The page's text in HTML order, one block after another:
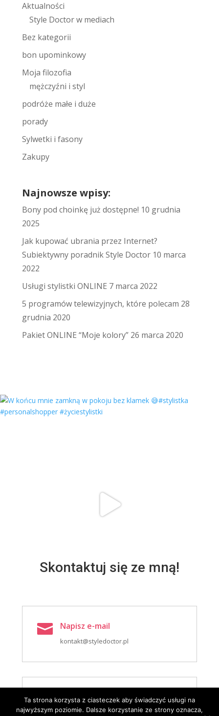
Aktualności
Style Doctor w mediach
Bez kategorii
bon upominkowy
Moja filozofia
mężczyźni i styl
podróże małe i duże
porady
Sylwetki i fasony
Zakupy
Najnowsze wpisy:
Bony pod choinkę już dostępne! 10 grudnia
2025
Jak kupować ubrania przez Internet?
Subiektywny poradnik Style Doctor 10 marca
2022
Usługi stylistki ONLINE 7 marca 2022
5 programów telewizyjnych, które polecam 28
grudnia 2020
Pakiet ONLINE “Moje kolory” 26 marca 2020
Skontaktuj się ze mną!
 Napisz e-mail
kontakt@styledoctor.pl
 Zadzwoń
+ 48 602 261 667
Ta strona korzysta z ciasteczek aby świadczyć usługi na
najwyższym poziomie. Dalsze korzystanie ze strony oznacza,